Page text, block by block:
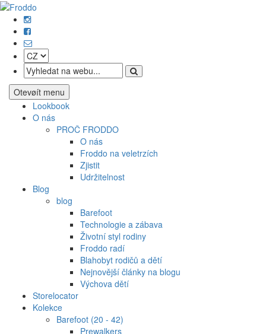
Otevøít menu
Lookbook
O nás
PROČ FRODDO
O nás
Froddo na veletrzích
Zjistit
Udržitelnost
Blog
blog
Barefoot
Technologie a zábava
Životní styl rodiny
Froddo radí
Blahobyt rodičů a dětí
Nejnovější články na blogu
Výchova dětí
Storelocator
Kolekce
Barefoot (20 - 42)
Prewalkers